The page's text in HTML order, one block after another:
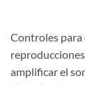
Controles para
amplificar el